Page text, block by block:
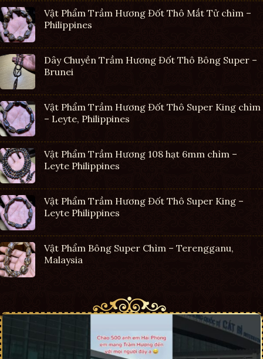
Vật Phẩm Trầm Hương Đốt Thô Mắt Tử chìm –
Philippines
Dây Chuyền Trầm Hương Đốt Thô Bông Super –
Brunei
Vật Phẩm Trầm Hương Đốt Thô Super King chìm
– Leyte, Philippines
Vật Phẩm Trầm Hương 108 hạt 6mm chìm –
Leyte Philippines
Vật Phẩm Trầm Hương Đốt Thô Super King –
Leyte Philippines
Vật Phẩm Bông Super Chìm – Terengganu,
Malaysia